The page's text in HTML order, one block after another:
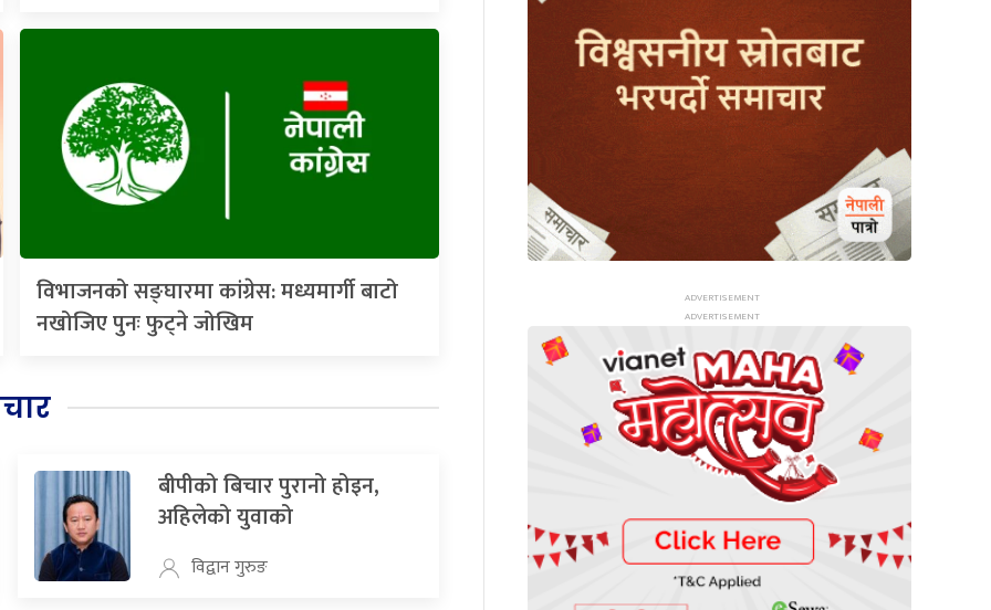
विभाजनको सङ्घारमा कांग्रेस: मध्यमार्गी बाटो
नखोजिए पुनः फुट्ने जोखिम
बीपीको बिचार पुरानो होइन,
अहिलेको युवाको
विद्वान गुरुङ